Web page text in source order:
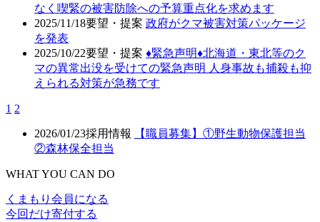
なく喫緊の被害防除への予算重点化を求めます
2025/11/18要望・提案 政府がクマ被害対策パッケージ
を発表
2025/10/22要望・提案 ♦️緊急声明♦️北海道・東北等のク
マの異常出没を受けての緊急声明 人身事故も捕殺も抑
えられる対策が急務です
1 2
2026/01/23採用情報
【職員募集】①野生動物保護担当
②森林保全担当
WHAT YOU CAN DO
くまもり会員になる
今回だけ寄付する